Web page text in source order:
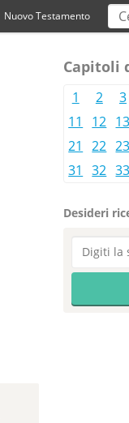
Nuovo Testamento
Capitoli
1 2 3
11
12 13
21
22 23
31
32 33
Desideri